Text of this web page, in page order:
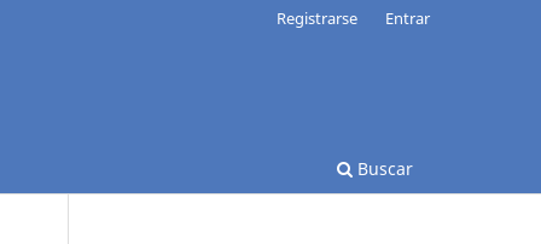
Buscar
Registrarse Entrar